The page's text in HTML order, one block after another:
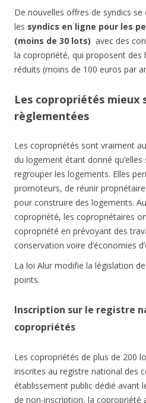
De nouvelles offres de syndics
les syndics en ligne pour les
(moins de 30 lots) avec des
la copropriété, qui proposent des
réduits (moins de 100 euros par
Les copropriétés mieux
règlementées
Les copropriétés sont vraiment
du logement étant donné
regrouper les logements. Elles
promoteurs, de réunir
pour construire des logements.
copropriété, les copropriétaires
copropriété en prévoyant des
conservation voire d’économies
La loi Alur modifie la législation
points.
Inscription sur le registre
copropriétés
Les copropriétés de plus de 200
inscrites au registre national des
établissement public dédié avant
de non-inscription, la copropriété